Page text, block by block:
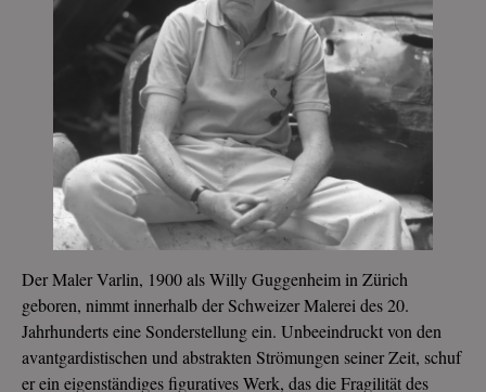
Der Maler Varlin, 1900 als Willy Guggenheim in Zürich
geboren, nimmt innerhalb der Schweizer Malerei des 20.
Jahrhunderts eine Sonderstellung ein. Unbeeindruckt von den
avantgardistischen und abstrakten Strömungen seiner Zeit, schuf
er ein eigenständiges figuratives Werk, das die Fragilität des